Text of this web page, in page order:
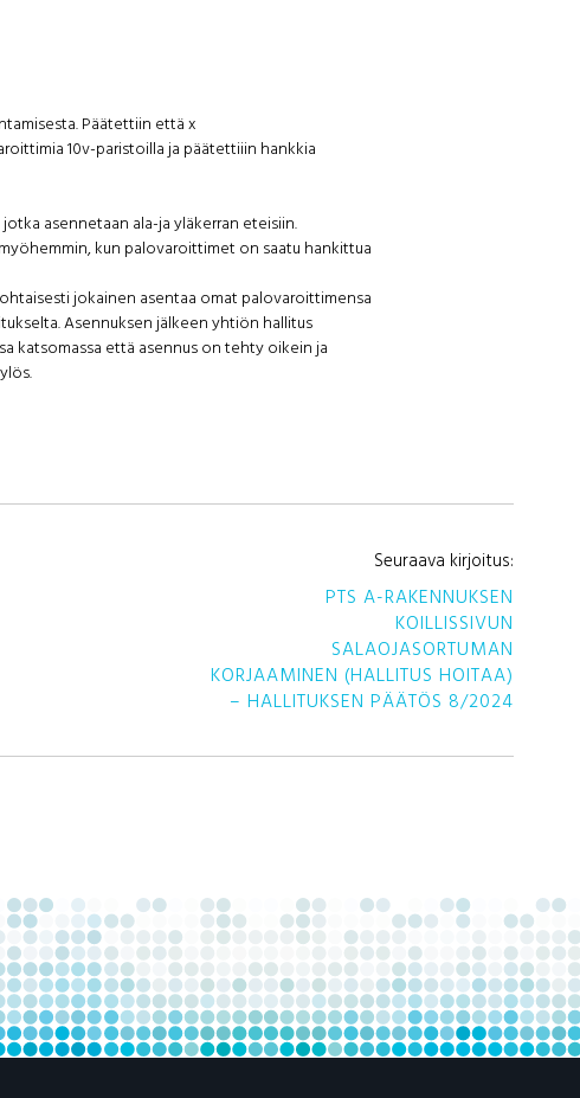
Päätettiin että x
10v-paristoilla ja päätettiiin hankkia
asennetaan ala-ja yläkerran eteisiin.
kun palovaroittimet on saatu hankittua
jokainen asentaa omat palovaroittimensa
Asennuksen jälkeen yhtiön hallitus
katsomassa että asennus on tehty oikein ja
Seuraava kirjoitus:
PTS A-RAKENNUKSEN
KOILLISSIVUN
SALAOJASORTUMAN
KORJAAMINEN (HALLITUS HOITAA)
– HALLITUKSEN PÄÄTÖS 8/2024